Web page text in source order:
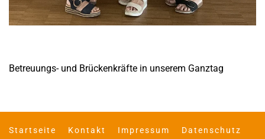
Betreuungs- und Brückenkräfte in unserem Ganztag
Startseite Kontakt Impressum Datenschutz